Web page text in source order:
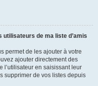
de ma liste d’amis
permet de les ajouter à votre
ajouter directement des
l’utilisateur en saisissant leur
supprimer de vos listes depuis